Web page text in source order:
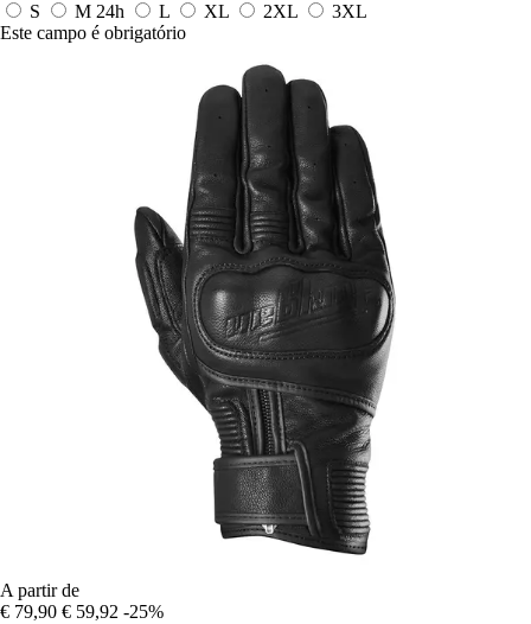
S
M 24h L XL 2XL
3XL
Este campo é obrigatório
A partir de
€ 79,90 € 59,92 -25%